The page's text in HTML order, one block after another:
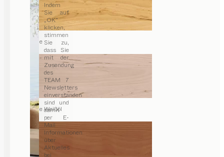
Indem
Sie auf
„OK“
klicken,
stimmen
Sie zu,
dass Sie
mit der
Zusendung
des
TEAM 7
Newsletters
einverstanden
sind und
damit
per E-
Mail
Informationen
über
Aktuelles
bei
Erle
Erle Weißöl